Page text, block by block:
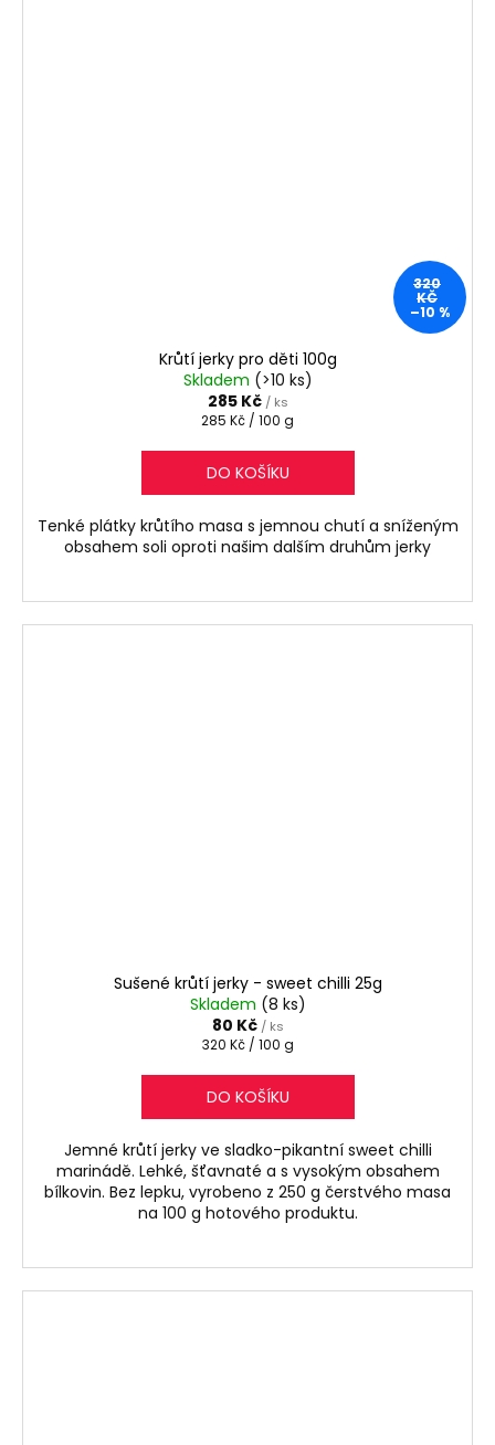
320
KČ
–10 %
Krůtí jerky pro děti 100g
Skladem (>10 ks)
285 Kč / ks
Měrná
285 Kč / 100 g
DO KOŠÍKU
Tenké plátky krůtího masa s jemnou chutí a sníženým
obsahem soli oproti našim dalším druhům jerky
Sušené krůtí jerky - sweet chilli 25g
Skladem (8 ks)
80 Kč / ks
Měrná
320 Kč / 100 g
DO KOŠÍKU
Jemné krůtí jerky ve sladko-pikantní sweet chilli
marinádě. Lehké, šťavnaté a s vysokým obsahem
bílkovin. Bez lepku, vyrobeno z 250 g čerstvého masa
na 100 g hotového produktu.